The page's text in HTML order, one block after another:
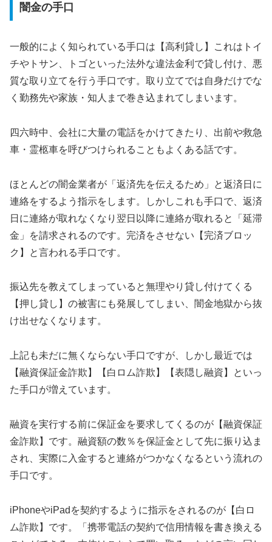
闇金の手口
一般的によく知られている手口は【高利貸し】これはトイ
チやトサン、トゴといった法外な違法金利で貸し付け、悪
質な取り立てを行う手口です。取り立てでは自身だけでな
く勤務先や家族・知人まで巻き込まれてしまいます。
四六時中、会社に大量の電話をかけてきたり、出前や救急
車・霊柩車を呼びつけられることもよくある話です。
ほとんどの闇金業者が「返済先を伝えるため」と返済日に
連絡をするよう指示をします。しかしこれも手口で、返済
日に連絡が取れなくなり翌日以降に連絡が取れると「延滞
金」を請求されるのです。完済をさせない【完済ブロッ
ク】と言われる手口です。
振込先を教えてしまっていると無理やり貸し付けてくる
【押し貸し】の被害にも発展してしまい、闇金地獄から抜
け出せなくなります。
上記も未だに無くならない手口ですが、しかし最近では
【融資保証金詐欺】【白ロム詐欺】【表隠し融資】といっ
た手口が増えています。
融資を実行する前に保証金を要求してくるのが【融資保証
金詐欺】です。融資額の数％を保証金として先に振り込ま
され、実際に入金すると連絡がつかなくなるという流れの
手口です。
iPhoneやiPadを契約するように指示をされるのが【白ロ
ム詐欺】です。「携帯電話の契約で信用情報を書き換える